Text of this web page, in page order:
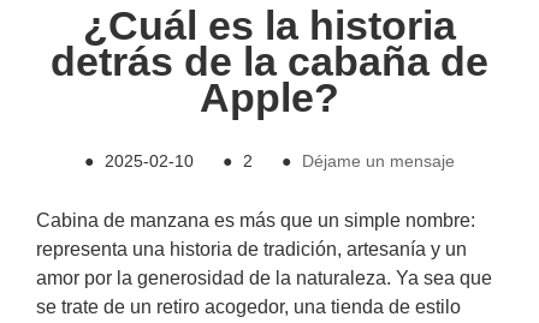
¿Cuál es la historia
detrás de la cabaña de
Apple?
● 2025-02-10 ● 2 ● Déjame un mensaje
Cabina de manzana es más que un simple nombre:
representa una historia de tradición, artesanía y un
amor por la generosidad de la naturaleza. Ya sea que
se trate de un retiro acogedor, una tienda de estilo